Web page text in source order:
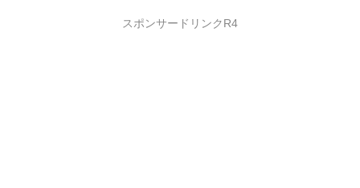
スポンサードリンクR4